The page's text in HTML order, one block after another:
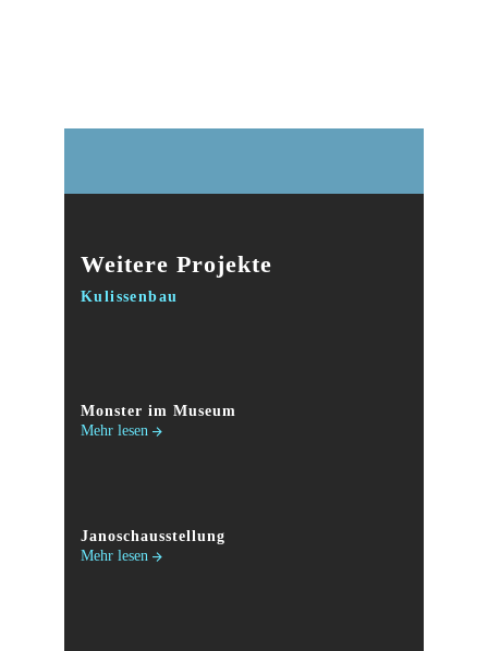
Weitere Projekte
Kulissenbau
Monster im Museum
Mehr lesen
Janoschausstellung
Mehr lesen